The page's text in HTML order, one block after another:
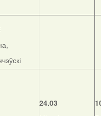
24.03